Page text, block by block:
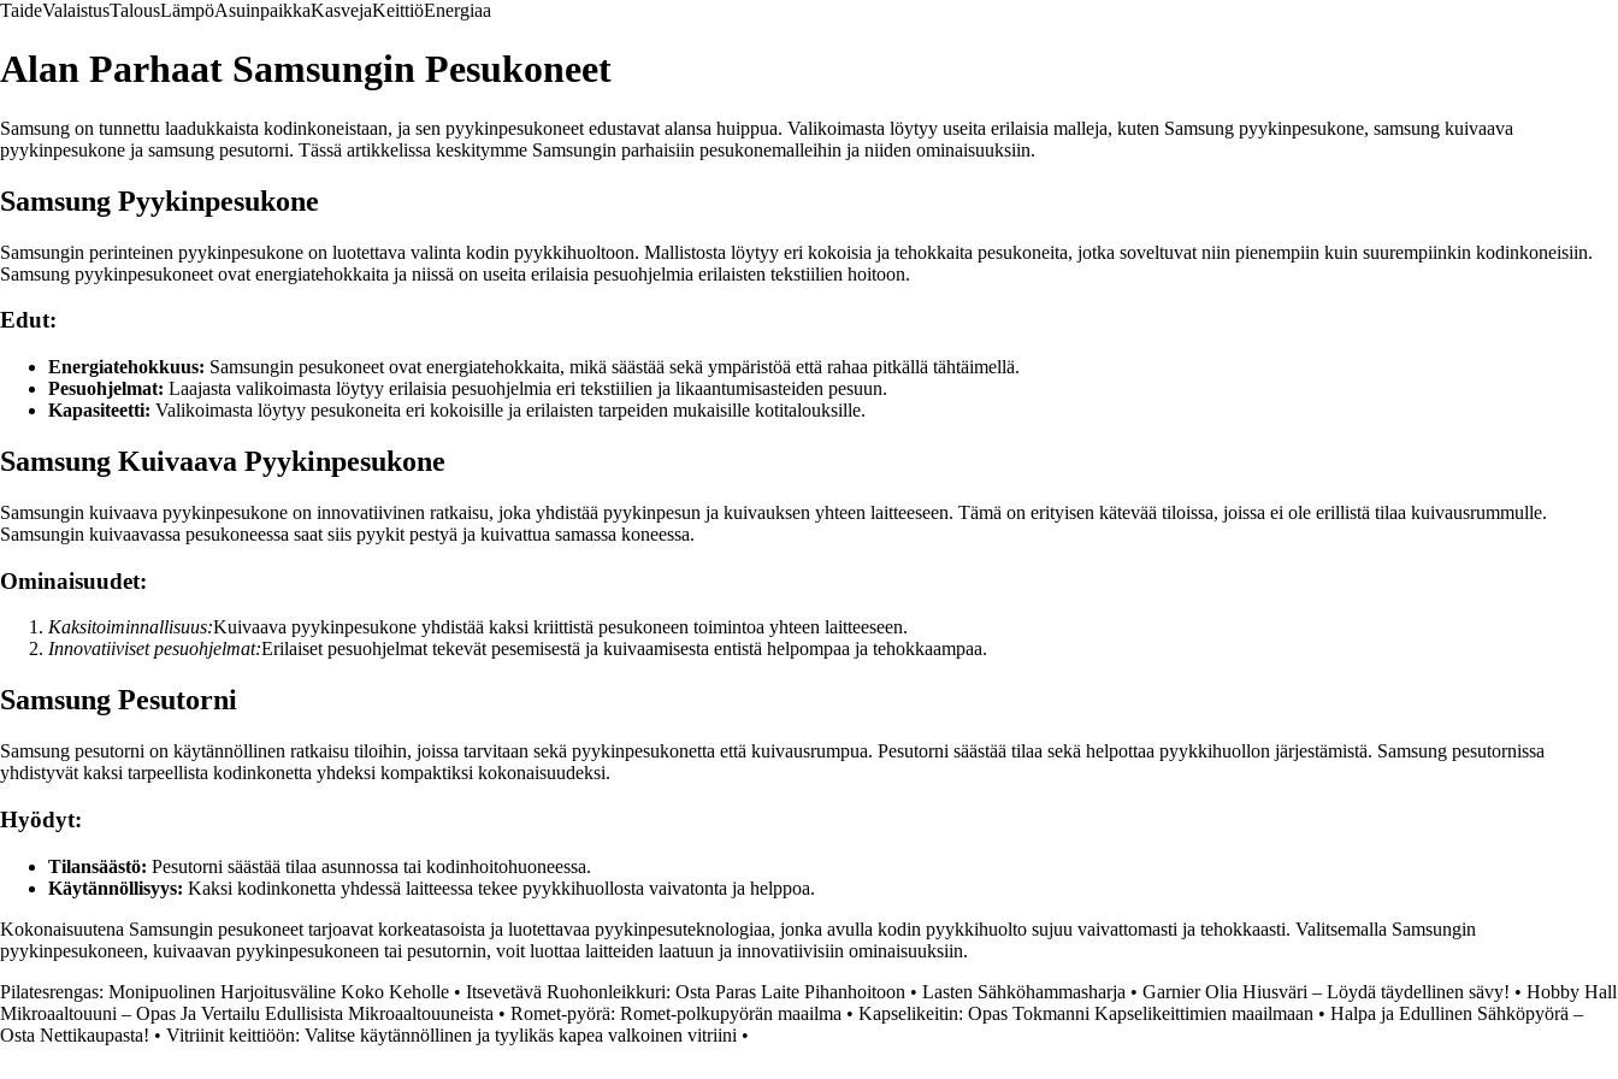
TaideValaistusTalousLämpöAsuinpaikkaKasvejaKeittiöEnergiaa
Alan Parhaat Samsungin Pesukoneet
Samsung on tunnettu laadukkaista kodinkoneistaan, ja sen pyykinpesukoneet edustavat alansa huippua. Valikoimasta löytyy useita erilaisia malleja, kuten Samsung pyykinpesukone, samsung kuivaava
pyykinpesukone ja samsung pesutorni. Tässä artikkelissa keskitymme Samsungin parhaisiin pesukonemalleihin ja niiden ominaisuuksiin.
Samsung Pyykinpesukone
Samsungin perinteinen pyykinpesukone on luotettava valinta kodin pyykkihuoltoon. Mallistosta löytyy eri kokoisia ja tehokkaita pesukoneita, jotka soveltuvat niin pienempiin kuin suurempiinkin kodinkoneisiin.
Samsung pyykinpesukoneet ovat energiatehokkaita ja niissä on useita erilaisia pesuohjelmia erilaisten tekstiilien hoitoon.
Edut:
Energiatehokkuus: Samsungin pesukoneet ovat energiatehokkaita, mikä säästää sekä ympäristöä että rahaa pitkällä tähtäimellä.
Pesuohjelmat: Laajasta valikoimasta löytyy erilaisia pesuohjelmia eri tekstiilien ja likaantumisasteiden pesuun.
Kapasiteetti: Valikoimasta löytyy pesukoneita eri kokoisille ja erilaisten tarpeiden mukaisille kotitalouksille.
Samsung Kuivaava Pyykinpesukone
Samsungin kuivaava pyykinpesukone on innovatiivinen ratkaisu, joka yhdistää pyykinpesun ja kuivauksen yhteen laitteeseen. Tämä on erityisen kätevää tiloissa, joissa ei ole erillistä tilaa kuivausrummulle.
Samsungin kuivaavassa pesukoneessa saat siis pyykit pestyä ja kuivattua samassa koneessa.
Ominaisuudet:
Kaksitoiminnallisuus:Kuivaava pyykinpesukone yhdistää kaksi kriittistä pesukoneen toimintoa yhteen laitteeseen.
Innovatiiviset pesuohjelmat:Erilaiset pesuohjelmat tekevät pesemisestä ja kuivaamisesta entistä helpompaa ja tehokkaampaa.
Samsung Pesutorni
Samsung pesutorni on käytännöllinen ratkaisu tiloihin, joissa tarvitaan sekä pyykinpesukonetta että kuivausrumpua. Pesutorni säästää tilaa sekä helpottaa pyykkihuollon järjestämistä. Samsung pesutornissa
yhdistyvät kaksi tarpeellista kodinkonetta yhdeksi kompaktiksi kokonaisuudeksi.
Hyödyt:
Tilansäästö: Pesutorni säästää tilaa asunnossa tai kodinhoitohuoneessa.
Käytännöllisyys: Kaksi kodinkonetta yhdessä laitteessa tekee pyykkihuollosta vaivatonta ja helppoa.
Kokonaisuutena Samsungin pesukoneet tarjoavat korkeatasoista ja luotettavaa pyykinpesuteknologiaa, jonka avulla kodin pyykkihuolto sujuu vaivattomasti ja tehokkaasti. Valitsemalla Samsungin
pyykinpesukoneen, kuivaavan pyykinpesukoneen tai pesutornin, voit luottaa laitteiden laatuun ja innovatiivisiin ominaisuuksiin.
Pilatesrengas: Monipuolinen Harjoitusväline Koko Keholle • Itsevetävä Ruohonleikkuri: Osta Paras Laite Pihanhoitoon • Lasten Sähköhammasharja • Garnier Olia Hiusväri – Löydä täydellinen sävy! • Hobby Hall
Mikroaaltouuni – Opas Ja Vertailu Edullisista Mikroaaltouuneista • Romet-pyörä: Romet-polkupyörän maailma • Kapselikeitin: Opas Tokmanni Kapselikeittimien maailmaan • Halpa ja Edullinen Sähköpyörä –
Osta Nettikaupasta! • Vitriinit keittiöön: Valitse käytännöllinen ja tyylikäs kapea valkoinen vitriini •